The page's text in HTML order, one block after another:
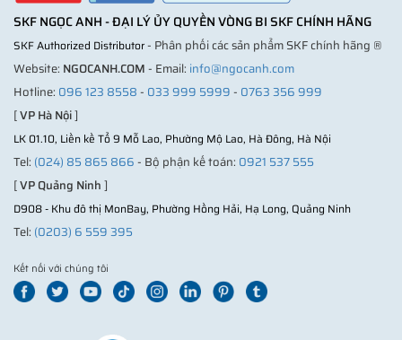
SKF NGỌC ANH - ĐẠI LÝ ỦY QUYỀN VÒNG BI SKF CHÍNH HÃNG
SKF Authorized Distributor- Phân phối các sản phẩm SKF chính hãng ®
Website: NGOCANH.COM- Email: info@ngocanh.com
Hotline: 096 123 8558- 033 999 5999- 0763 356 999
[VP Hà Nội]
LK 01.10, Liền kề Tổ 9 Mỗ Lao, Phường Mộ Lao, Hà Đông, Hà Nội
Tel: (024) 85 865 866- Bộ phận kế toán: 0921 537 555
[VP Quảng Ninh]
D908 - Khu đô thị MonBay, Phường Hồng Hải, Hạ Long, Quảng Ninh
Tel: (0203) 6 559 395
Kết nối với chúng tôi